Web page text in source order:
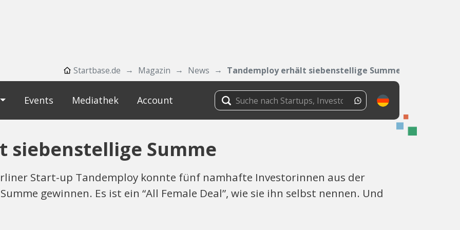
Startbase.de Magazin News Tandemploy erhält siebenstellige Summe
Events Mediathek Account
siebenstellige Summe
Start-up Tandemploy konnte fünf namhafte Investorinnen aus der
gewinnen. Es ist ein “All Female Deal”, wie sie ihn selbst nennen. Und